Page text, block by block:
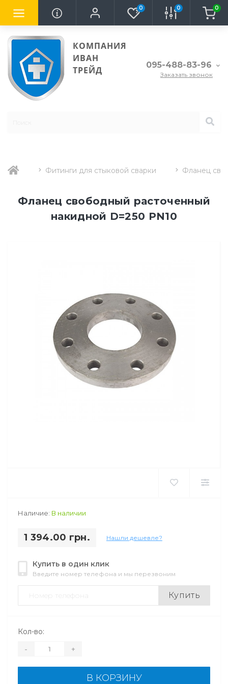
0 0 0
КОМПАНИЯ
ИВАН
ТРЕЙД
095-488-83-96
Заказать звонок
Фитинги для стыковой сварки Фланец
Фланец свободный расточенный
накидной D=250 PN10
Наличие: В наличии
1 394.00 грн. Нашли дешевле?
Купить в один клик
Введите номер телефона и мы перезвоним
Купить
Кол-во:
- +
В КОРЗИНУ